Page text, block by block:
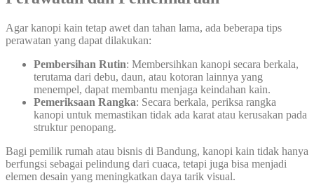
Agar kanopi kain tetap awet dan tahan lama, ada beberapa tips
perawatan yang dapat dilakukan:
Pembersihan Rutin: Membersihkan kanopi secara berkala,
terutama dari debu, daun, atau kotoran lainnya yang
menempel, dapat membantu menjaga keindahan kain.
Pemeriksaan Rangka: Secara berkala, periksa rangka
kanopi untuk memastikan tidak ada karat atau kerusakan pada
struktur penopang.
Bagi pemilik rumah atau bisnis di Bandung, kanopi kain tidak hanya
berfungsi sebagai pelindung dari cuaca, tetapi juga bisa menjadi
elemen desain yang meningkatkan daya tarik visual.